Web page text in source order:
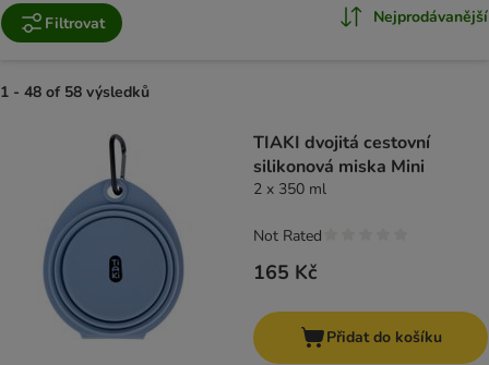
Filtrovat Nejprodávanější
1 - 48 of 58 výsledků
TIAKI dvojitá cestovní
silikonová miska Mini
2 x 350 ml
165 Kč
Not Rated
Přidat do košíku